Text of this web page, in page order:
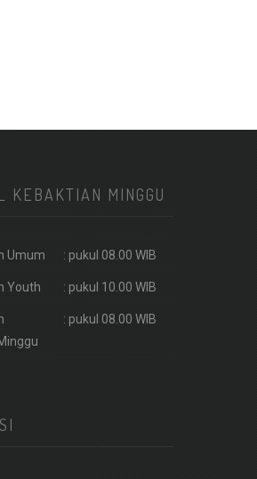
KEBAKTIAN MINGGU
Umum : pukul 08.00 WIB
Youth : pukul 10.00 WIB
: pukul 08.00 WIB